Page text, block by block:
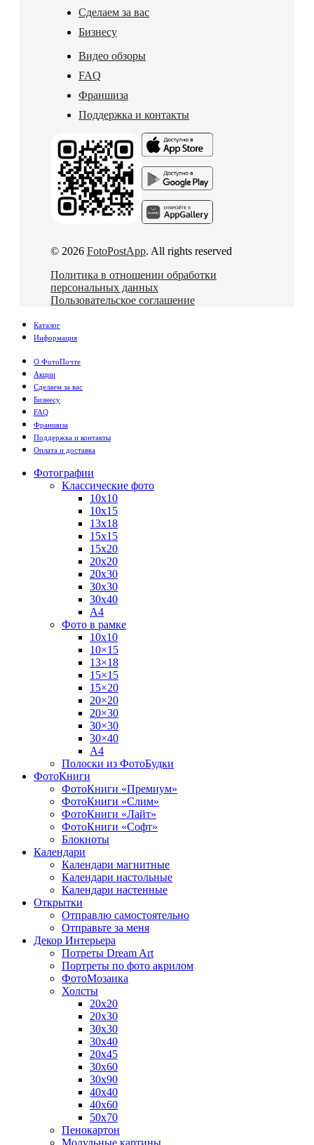
Сделаем за вас
Бизнесу
Видео обзоры
FAQ
Франшиза
Поддержка и контакты
© 2026 FotoPostApp. All rights reserved
Политика в отношении обработки
персональных данных
Пользовательское соглашение
Каталог
Информация
О ФотоПочте
Акции
Сделаем за вас
Бизнесу
FAQ
Франшиза
Поддержка и контакты
Оплата и доставка
Фотографии
Классические фото
10х10
10х15
13х18
15х15
15х20
20х20
20х30
30х30
30х40
А4
Фото в рамке
10х10
10×15
13×18
15×15
15×20
20×20
20×30
30×30
30×40
A4
Полоски из ФотоБудки
ФотоКниги
ФотоКниги «Премиум»
ФотоКниги «Слим»
ФотоКниги «Лайт»
ФотоКниги «Софт»
Блокноты
Календари
Календари магнитные
Календари настольные
Календари настенные
Открытки
Отправлю самостоятельно
Отправьте за меня
Декор Интерьера
Потреты Dream Art
Портреты по фото акрилом
ФотоМозаика
Холсты
20х20
20х30
30х30
30х40
20х45
30х60
30х90
40х40
40х60
50х70
Пенокартон